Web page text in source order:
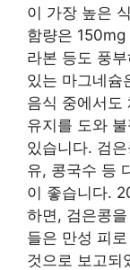
이 가장 높은
함량은
라본 등도 풍
있는 마그네슘
음식 중에서도
유지를 도와
있습니다. 검
유, 콩국수 등
이 좋습니다.
하면, 검은콩
들은 만성 피
것으로 보고되